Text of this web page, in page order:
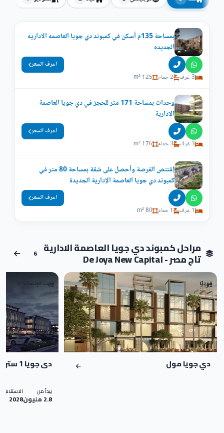
بمساحة 135م أسكن في كمبوند دي جويا العاصمه الاداريه
الجديده
3 غرف 2 حمام 125 m²
اعرف السعر
وحدات بمساحة 171 متر للحجز في دي جويا العاصمة
الادارية
3 غرف 3 حمام 176 m²
اعرف السعر
إقتنص الفرصة وأحصل على شقة بمساحة 80 متر في
كمبوند دي جويا العاصمة الإدارية الجديدة
1 غرف 1 حمام 80 m²
اعرف السعر
مراحل كمبوند دي جويا العاصمة الادارية
تاج مصر - De Joya New Capital 6
قريبًا
01
دي جويا مول
تحت الإنشاء
02
دى جويا 1 ستريب مول
يبدأ من
2.8 مليون
الاستلام
2028